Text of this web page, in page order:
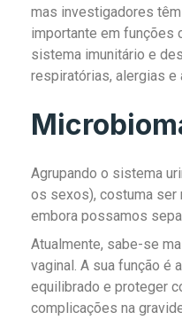
mas investigadores
importante em funções
sistema imunitário e
respiratórias, alergias e
Agrupando o sistema
os sexos), costuma
embora possamos
Atualmente, sabe-se
vaginal. A sua função é
equilibrado e proteger
complicações na